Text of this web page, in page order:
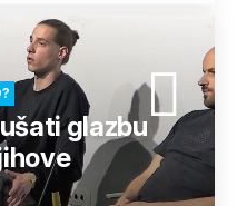
glazbu